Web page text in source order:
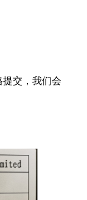
交，我们会